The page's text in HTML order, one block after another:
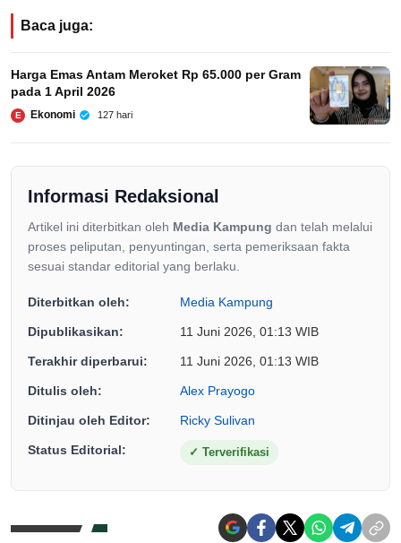
Baca juga:
Harga Emas Antam Meroket Rp 65.000 per Gram
pada 1 April 2026
E Ekonomi 127 hari
Informasi Redaksional
Artikel ini diterbitkan oleh Media Kampung dan telah melalui
proses peliputan, penyuntingan, serta pemeriksaan fakta
sesuai standar editorial yang berlaku.
Diterbitkan oleh: Media Kampung
Dipublikasikan: 11 Juni 2026, 01:13 WIB
Terakhir diperbarui: 11 Juni 2026, 01:13 WIB
Ditulis oleh: Alex Prayogo
Ditinjau oleh Editor: Ricky Sulivan
Status Editorial: ✓ Terverifikasi